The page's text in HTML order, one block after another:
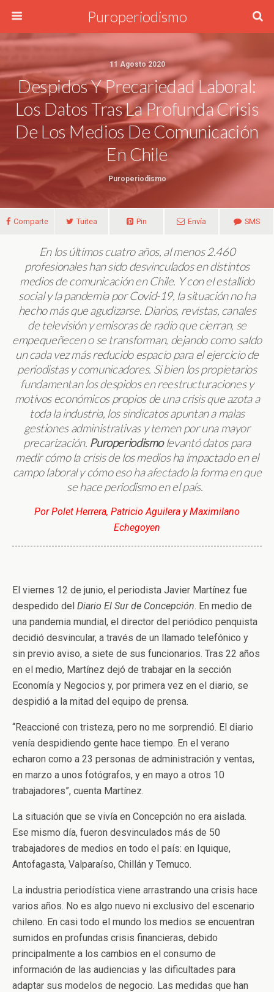
Puroperiodismo
11 Agosto 2020
Despidos Y Precariedad Laboral:
Los Datos Tras La Profunda Crisis
De Los Medios De Comunicación
En Chile
Puroperiodismo
Comparte Tuitea Pin Envía SMS
En los últimos cuatro años, al menos2.460
profesionales han sido desvinculados en distintos
medios de comunicación en Chile. Y con el estallido
social y la pandemia por Covid-19, la situación no ha
hecho más que agudizarse. Diarios, revistas, canales
de televisión y emisoras de radio que cierran, se
empequeñecen o se transforman, dejando como saldo
un cada vez más reducido espacio para el ejercicio de
periodistas y comunicadores. Si bien los propietarios
fundamentan los despidos en reestructuraciones y
motivos económicos propios de una crisis que azota a
toda la industria, los sindicatos apuntan a malas
gestiones administrativas y temen por una mayor
precarización. Puroperiodismolevantó datos para
medir cómo la crisis de los medios ha impactado en el
campo laboral y cómo eso ha afectado la forma en que
se hace periodismo en el país.
Por Polet Herrera, Patricio Aguilera y Maximilano
Echegoyen
El viernes 12 de junio, el periodista Javier Martínez fue
despedido del Diario El Sur de Concepción. En medio de
una pandemia mundial, el director del periódico penquista
decidió desvincular, a través de un llamado telefónico y
sin previo aviso, a siete de sus funcionarios. Tras 22 años
en el medio, Martínez dejó de trabajar en la sección
Economía y Negocios y, por primera vez en el diario, se
despidió a la mitad del equipo de prensa.
“Reaccioné con tristeza, pero no me sorprendió. El diario
venía despidiendo gente hace tiempo. En el verano
echaron como a 23 personas de administración y ventas,
en marzo a unos fotógrafos, y en mayo a otros 10
trabajadores”, cuenta Martínez.
La situación que se vivía en Concepción no era aislada.
Ese mismo día, fueron desvinculados más de 50
trabajadores de medios en todo el país: en Iquique,
Antofagasta, Valparaíso, Chillán y Temuco.
La industria periodística viene arrastrando una crisis hace
varios años. No es algo nuevo ni exclusivo del escenario
chileno. En casi todo el mundo los medios se encuentran
sumidos en profundas crisis financieras, debido
principalmente a los cambios en el consumo de
información de las audiencias y las dificultades para
adaptar sus modelos de negocio. Las medidas que han